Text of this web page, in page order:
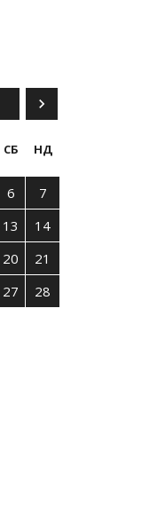
СБ НД
6
7
13
14
20
21
27
28